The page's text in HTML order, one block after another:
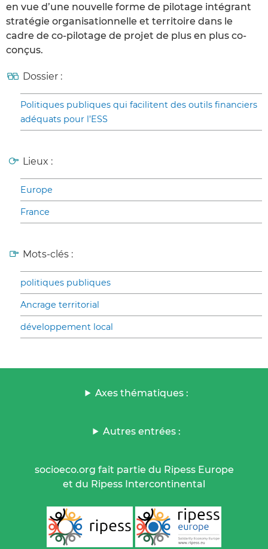
en vue d’une nouvelle forme de pilotage intégrant
stratégie organisationnelle et territoire dans le
cadre de co-pilotage de projet de plus en plus co-
conçus.
Dossier :
Politiques publiques qui facilitent des outils financiers
adéquats pour l’ESS
Lieux :
Europe
France
Mots-clés :
politiques publiques
Ancrage territorial
développement local
Axes thématiques :
Autres entrées :
socioeco.org fait partie du Ripess Europe
et du Ripess Intercontinental